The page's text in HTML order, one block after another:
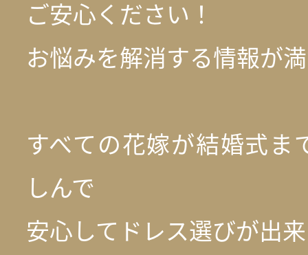
ご安心ください！
お悩みを解消する情報が
すべての花嫁が結婚式ま
しんで
安心してドレス選びが出